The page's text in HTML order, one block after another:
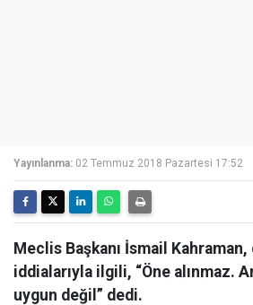
Yayınlanma: 02 Temmuz 2018 Pazartesi 17:52
Meclis Başkanı İsmail
iddialarıyla ilgili, “Öne alınmaz.
uygun değil” dedi.